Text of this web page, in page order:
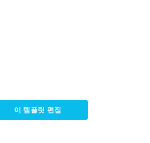
이 템플릿 편집